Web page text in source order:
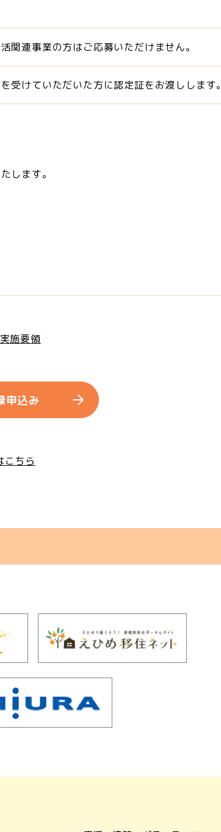
関連事業の方はご応募いただけません。
受けていただいた方に認定証をお渡しします。
します。
施要領
込み
こちら